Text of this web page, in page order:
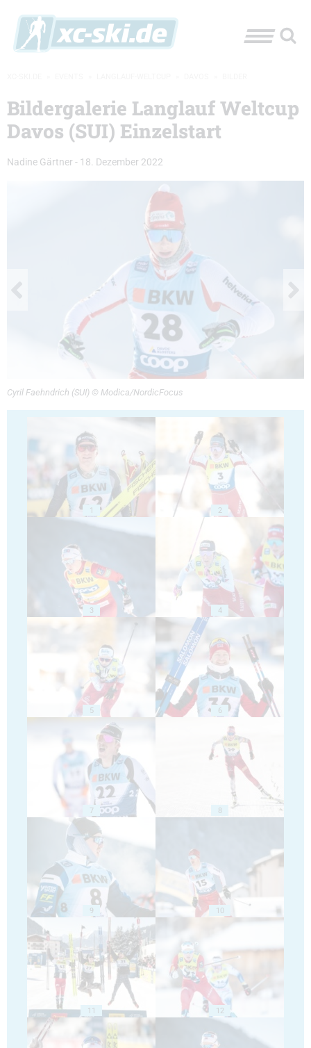
Bildergalerie Langlauf Weltcup
Davos (SUI) Einzelstart
Nadine Gärtner - 18. Dezember 2022
Cyril Faehndrich (SUI) © Modica/NordicFocus
1 2
3 4
5 6
7 8
9 10
11 12